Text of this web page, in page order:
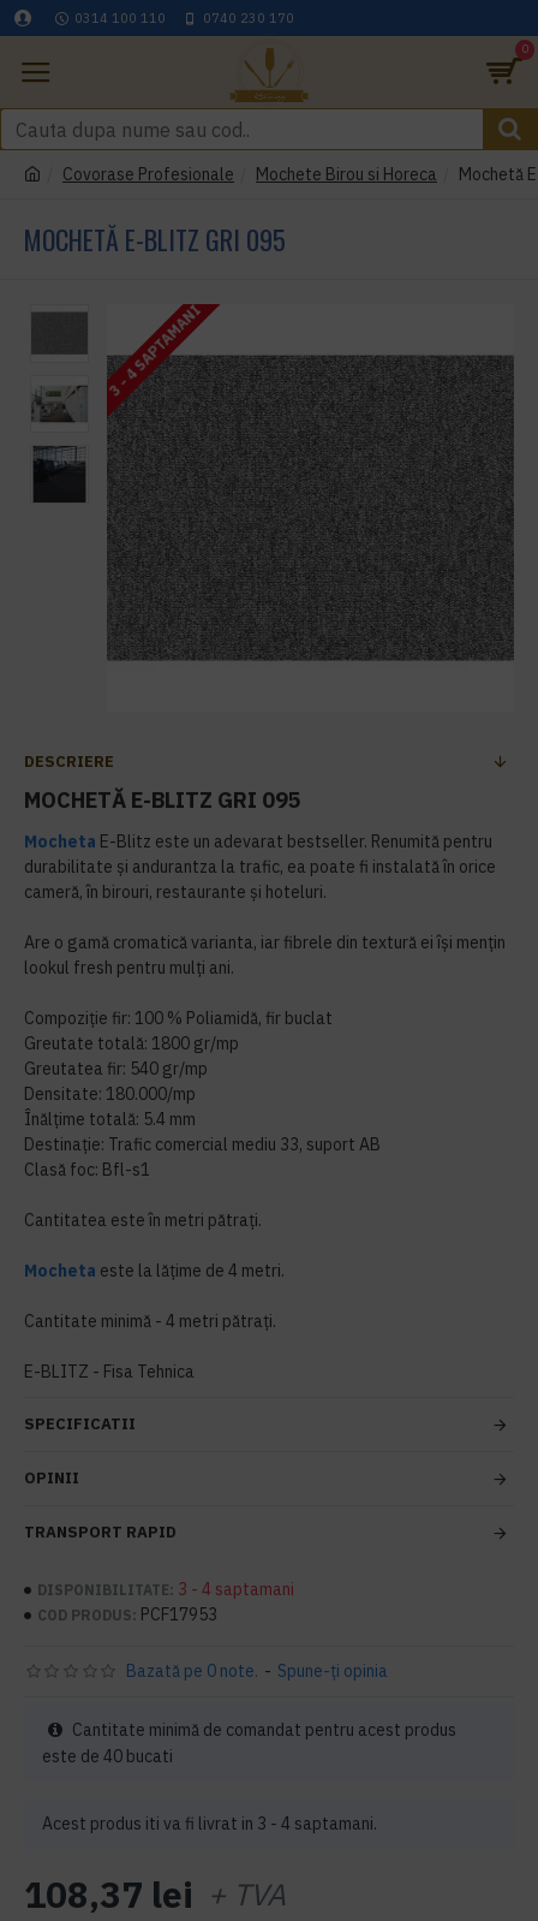
0314 100 110 0740 230 170
0
Covorase Profesionale Mochete Birou si Horeca Mochetă
MOCHETĂ E-BLITZ GRI 095
3 - 4 SAPTAMANI
DESCRIERE
MOCHETĂ E-BLITZ GRI 095
Mocheta E-Blitz este un adevarat bestseller. Renumită pentru
durabilitate și andurantza la trafic, ea poate fi instalată în orice
cameră, în birouri, restaurante și hoteluri.
Are o gamă cromatică varianta, iar fibrele din textură ei își mențin
lookul fresh pentru mulți ani.
Compoziție fir: 100 % Poliamidă, fir buclat
Greutate totală: 1800 gr/mp
Greutatea fir: 540 gr/mp
Densitate: 180.000/mp
Înălțime totală: 5.4 mm
Destinație: Trafic comercial mediu 33, suport AB
Clasă foc: Bfl-s1
Cantitatea este în metri pătrați.
Mocheta este la lățime de 4 metri.
Cantitate minimă - 4 metri pătrați.
E-BLITZ - Fisa Tehnica
SPECIFICATII
OPINII
TRANSPORT RAPID
DISPONIBILITATE: 3 - 4 saptamani
COD PRODUS: PCF17953
Acest produs iti va fi livrat in 3 - 4 saptamani.
Bazată pe 0 note. - Spune-ţi opinia
108,37 lei + TVA
Cantitate minimă de comandat pentru acest produs
este de 40 bucati